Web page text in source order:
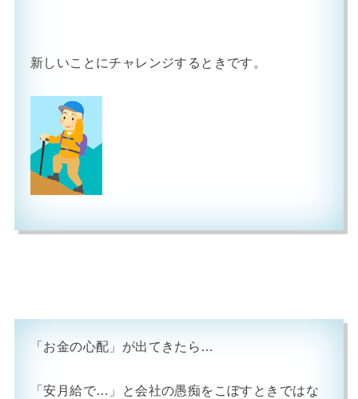
新しいことにチャレンジするときです。
「お金の心配」が出てきたら…
「安月給で…」と会社の愚痴をこぼすときではな